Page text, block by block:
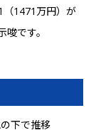
（1471万円）が
です。
下で推移